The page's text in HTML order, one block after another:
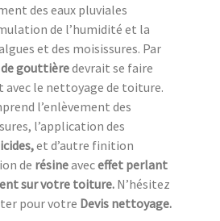
des eaux pluviales
de l’humidité et la
et des moisissures. Par
gouttièredevrait se faire
le nettoyage de toiture.
l’enlèvement des
l’application des
et d’autre finition
de résineaveceffet perlant
sur votre toiture. N’hésitez
pour votre Devis nettoyage.